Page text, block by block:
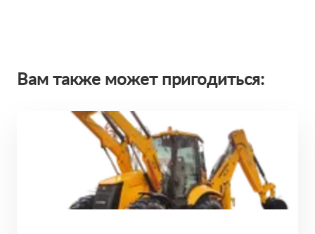
Вам также может пригодиться: